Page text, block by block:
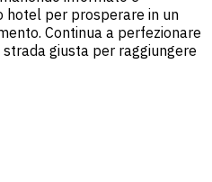
hotel per prosperare in un
Continua a perfezionare
giusta per raggiungere